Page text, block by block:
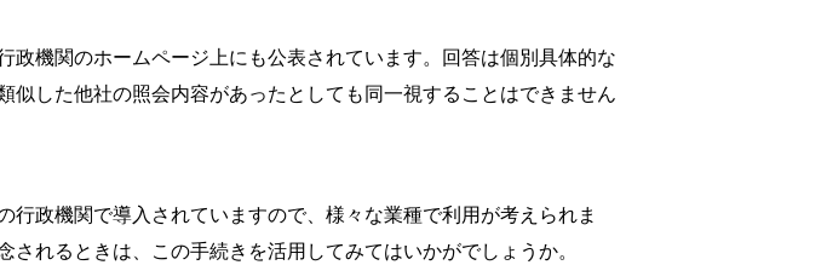
機関のホームページ上にも公表されています。回答は個別具体的な
した他社の照会内容があったとしても同一視することはできません
政機関で導入されていますので、様々な業種で利用が考えられま
れるときは、この手続きを活用してみてはいかがでしょうか。